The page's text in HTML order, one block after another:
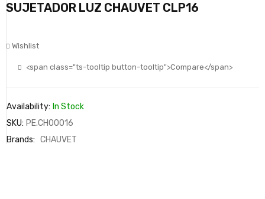
SUJETADOR LUZ CHAUVET CLP16
Wishlist
<span class="ts-tooltip button-tooltip">Compare</span>
Availability: In Stock
SKU: PE.CH00016
Brands: CHAUVET